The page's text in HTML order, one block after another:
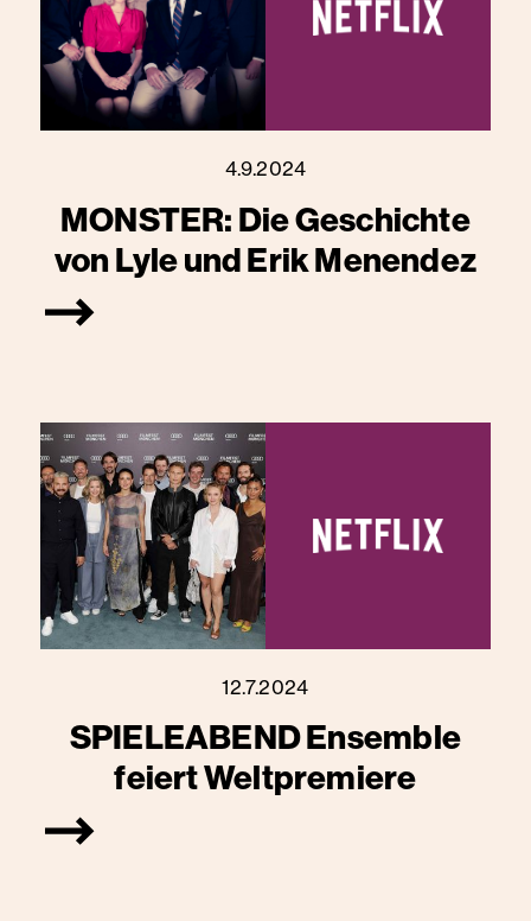
4.9.2024
MONSTER: Die Geschichte
von Lyle und Erik Menendez
12.7.2024
SPIELEABEND Ensemble
feiert Weltpremiere